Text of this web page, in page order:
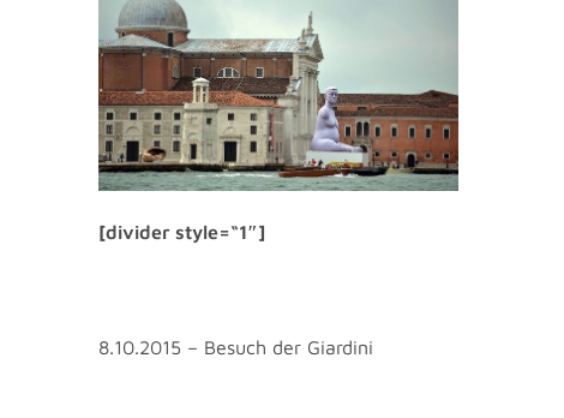
[divider style=“1″]
8.10.2015 – Besuch der Giardini